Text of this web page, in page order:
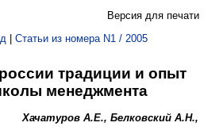
Версия для печати
| Статьи из номера N1 / 2005
традиции и опыт
менеджмента
Хачатуров А.Е., Белковский А.Н.,